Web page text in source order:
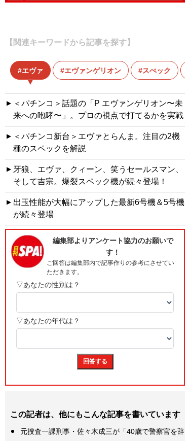
【関連キーワードから記事を探す】
エヴァ エヴァンゲリオン スぺック
＜パチンコ＞話題の「P エヴァンゲリオン〜未
来への咆哮〜」。プロの視点で打てるかを実戦
＜パチンコ新台＞エヴァとらんま。注目の2機
種のスペックを解説
牙狼、エヴァ、クィーン、笑うセールスマン、
そして吉宗。爆裂スペック機が続々登場！
出玉性能が大幅にアップした最新6号機＆5号機
が続々登場
この記者は、他にもこんな記事を書いています
元捜査一課刑事・佐々木成三が「40歳で警察官を辞